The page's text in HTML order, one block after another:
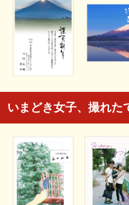
いまどき女子、撮れた